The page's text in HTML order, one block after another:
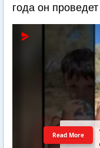
года он
Read More